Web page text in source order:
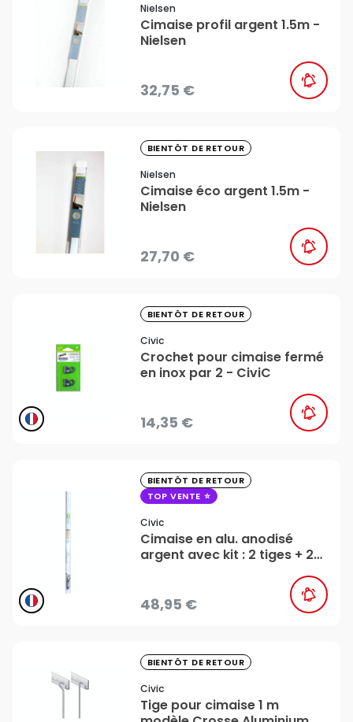
Nielsen
Cimaise profil argent 1.5m -
Nielsen
32,75 €
BIENTÔT DE RETOUR
Nielsen
Cimaise éco argent 1.5m -
Nielsen
27,70 €
BIENTÔT DE RETOUR
Civic
Crochet pour cimaise fermé
en inox par 2 - CiviC
14,35 €
BIENTÔT DE RETOUR
TOP VENTE
Civic
Cimaise en alu. anodisé
argent avec kit : 2 tiges + 2
48,95 €
BIENTÔT DE RETOUR
Civic
Tige pour cimaise 1 m